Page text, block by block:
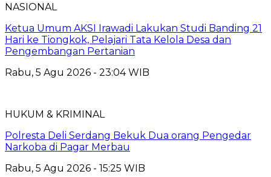
NASIONAL
Ketua Umum AKSI Irawadi Lakukan Studi Banding 21
Hari ke Tiongkok, Pelajari Tata Kelola Desa dan
Pengembangan Pertanian
Rabu, 5 Agu 2026 - 23:04 WIB
HUKUM & KRIMINAL
Polresta Deli Serdang Bekuk Dua orang Pengedar
Narkoba di Pagar Merbau
Rabu, 5 Agu 2026 - 15:25 WIB